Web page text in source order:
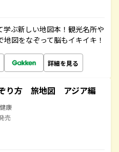
学ぶ新しい地図本！観光名所や
図をなぞって脳もイキイキ！
詳細を見る
り方 旅地図 アジア編
康
売